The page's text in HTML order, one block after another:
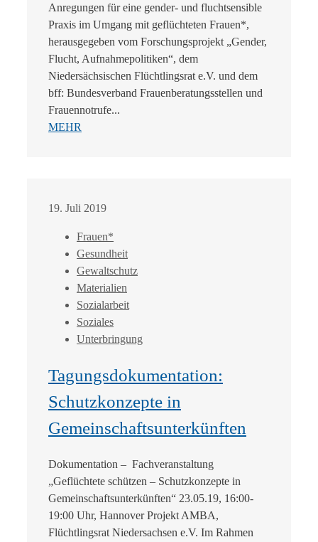
Anregungen für eine gender- und fluchtsensible
Praxis im Umgang mit geflüchteten Frauen*,
herausgegeben vom Forschungsprojekt „Gender,
Flucht, Aufnahmepolitiken“, dem
Niedersächsischen Flüchtlingsrat e.V. und dem
bff: Bundesverband Frauenberatungsstellen und
Frauennotrufe...
MEHR
19. Juli 2019
Frauen*
Gesundheit
Gewaltschutz
Materialien
Sozialarbeit
Soziales
Unterbringung
Tagungsdokumentation:
Schutzkonzepte in
Gemeinschaftsunterkünften
Dokumentation – Fachveranstaltung
„Geflüchtete schützen – Schutzkonzepte in
Gemeinschaftsunterkünften“ 23.05.19, 16:00-
19:00 Uhr, Hannover Projekt AMBA,
Flüchtlingsrat Niedersachsen e.V. Im Rahmen